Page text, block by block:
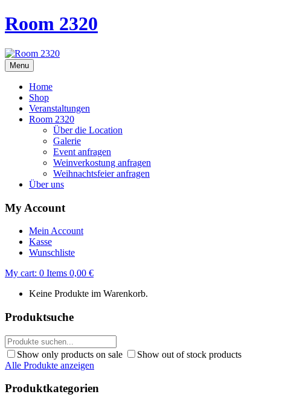
Room 2320
Menu
Home
Shop
Veranstaltungen
Room 2320
Über die Location
Galerie
Event anfragen
Weinverkostung anfragen
Weihnachtsfeier anfragen
Über uns
My Account
Mein Account
Kasse
Wunschliste
My cart: 0 Items 0,00 €
Keine Produkte im Warenkorb.
Produktsuche
Show only products on sale
Show out of stock products
Alle Produkte anzeigen
Produktkategorien